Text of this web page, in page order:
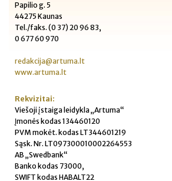
Papilio g. 5
44275 Kaunas
Tel./faks. (0 37) 20 96 83,
0 677 60 970
redakcija@artuma.lt
www.artuma.lt
Rekvizitai:
Viešoji įstaiga leidykla „Artuma“
Įmonės kodas 134460120
PVM mokėt. kodas LT344601219
Sąsk. Nr. LT097300010002264553
AB „Swedbank“
Banko kodas 73000,
SWIFT kodas HABALT22